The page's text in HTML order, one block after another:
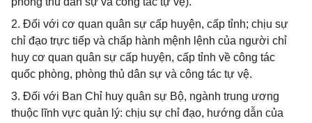
2. Đối với cơ quan quân sự cấp huyện, cấp tỉnh; chịu sự
chỉ đạo trực tiếp và chấp hành mệnh lệnh của người chỉ
huy cơ quan quân sự cấp huyện, cấp tỉnh về công tác
quốc phòng, phòng thủ dân sự và công tác tự vệ.
3. Đối với Ban Chỉ huy quân sự Bộ, ngành trung ương
thuộc lĩnh vực quản lý: chịu sự chỉ đạo, hướng dẫn của